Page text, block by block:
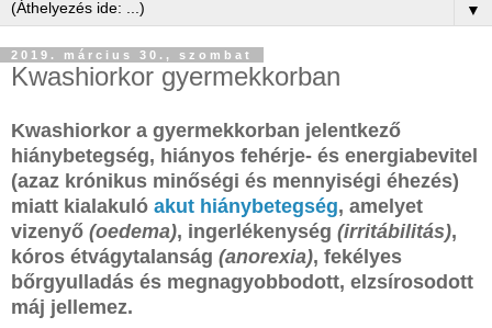
▼
2019. március 30., szombat
Kwashiorkor gyermekkorban
Kwashiorkor a gyermekkorban jelentkező
hiánybetegség, hiányos fehérje- és energiabevitel
(azaz krónikus minőségi és mennyiségi éhezés)
miatt kialakuló akut hiánybetegség, amelyet
vizenyő (oedema), ingerlékenység (irritábilitás),
kóros étvágytalanság (anorexia), fekélyes
bőrgyulladás és megnagyobbodott, elzsírosodott
máj jellemez.